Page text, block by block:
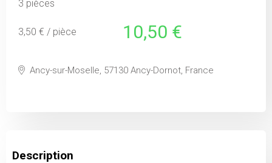
3 pièces
3,50 € / pièce 10,50 €
Ancy-sur-Moselle, 57130 Ancy-Dornot, France
Description